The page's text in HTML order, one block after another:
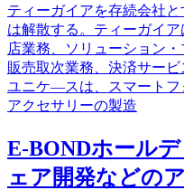
ティーガイアを存続会社
は解散する。ティーガイ
店業務、ソリューション
販売取次業務、決済サービ
ユニケ―スは、スマートフ
アクセサリーの製造
E-BONDホール
ェア開発などの